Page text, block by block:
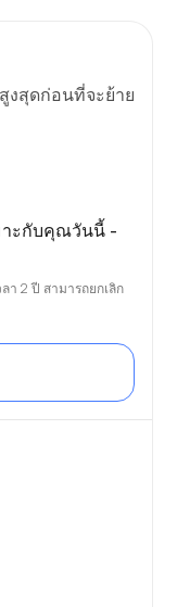
งสุดก่อนที่จะย้าย
าะกับคุณวันนี้ -
า 2 ปี สามารถยกเลิก